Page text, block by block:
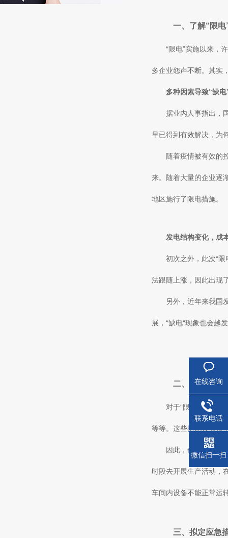
一、了解“限
“限电”实施以来，
多企业怨声不断。其实
多种因素导致“缺电
据业内人事指出，
早已得到有效解决，为
随着疫情被有效的
来。随着大量的企业逐
地区施行了限电措施。
发电结构变化，成
初次之外，此次“
法跟随上涨，因此出现
另外，近年来我国
展，“缺电“现象也会越
二、积极响应
对于“限电”，其实
等等。这些措施其实根
因此，作为企业而
时段去开展生产活动，
车间内设备不能正常运
三、拟定应急
在线咨询
联系电话
微信扫一扫